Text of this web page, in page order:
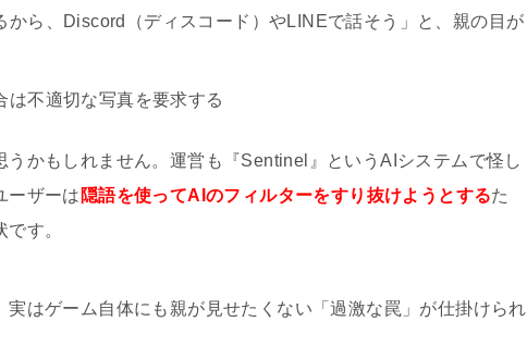
から、Discord（ディスコード）やLINEで話そう」と、親の目が
は不適切な写真を要求する
うかもしれません。運営も『Sentinel』というAIシステムで怪し
ーザーは 隠語を使ってAIのフィルターをすり抜けようとするた
す。
はゲーム自体にも親が見せたくない「過激な罠」が仕掛けられ